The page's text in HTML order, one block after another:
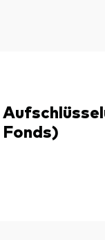
Fonds)